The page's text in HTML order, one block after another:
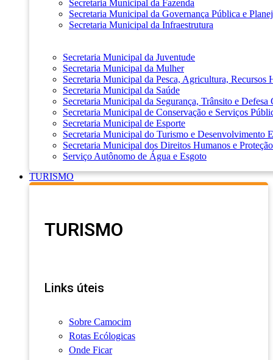
Secretaria Municipal da Fazenda
Secretaria Municipal da Governança Pública e
Secretaria Municipal da Infraestrutura
Secretaria Municipal da Juventude
Secretaria Municipal da Mulher
Secretaria Municipal da Pesca, Agricultura, Recursos
Secretaria Municipal da Saúde
Secretaria Municipal da Segurança, Trânsito e Defesa
Secretaria Municipal de Conservação e Serviços
Secretaria Municipal de Esporte
Secretaria Municipal do Turismo e Desenvolvimento
Secretaria Municipal dos Direitos Humanos e
Serviço Autônomo de Água e Esgoto
TURISMO
TURISMO
Links úteis
Sobre Camocim
Rotas Ecólogicas
Onde Ficar